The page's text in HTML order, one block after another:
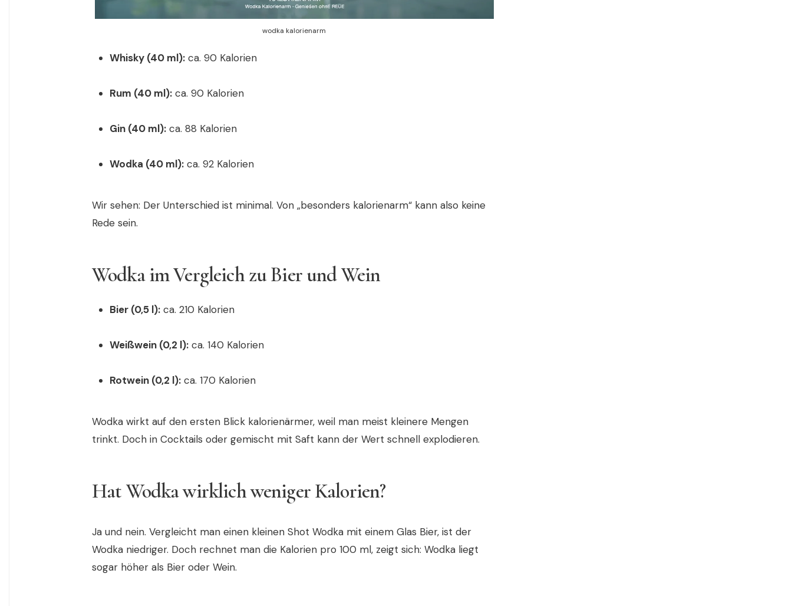
wodka kalorienarm
Whisky (40 ml): ca. 90 Kalorien
Rum (40 ml): ca. 90 Kalorien
Gin (40 ml): ca. 88 Kalorien
Wodka (40 ml): ca. 92 Kalorien
Wir sehen: Der Unterschied ist minimal. Von „besonders kalorienarm“ kann also keine
Rede sein.
Wodka im Vergleich zu Bier und Wein
Bier (0,5 l): ca. 210 Kalorien
Weißwein (0,2 l): ca. 140 Kalorien
Rotwein (0,2 l): ca. 170 Kalorien
Wodka wirkt auf den ersten Blick kalorienärmer, weil man meist kleinere Mengen
trinkt. Doch in Cocktails oder gemischt mit Saft kann der Wert schnell explodieren.
Hat Wodka wirklich weniger Kalorien?
Ja und nein. Vergleicht man einen kleinen Shot Wodka mit einem Glas Bier, ist der
Wodka niedriger. Doch rechnet man die Kalorien pro 100 ml, zeigt sich: Wodka liegt
sogar höher als Bier oder Wein.